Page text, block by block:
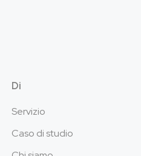
Di
Servizio
Caso di studio